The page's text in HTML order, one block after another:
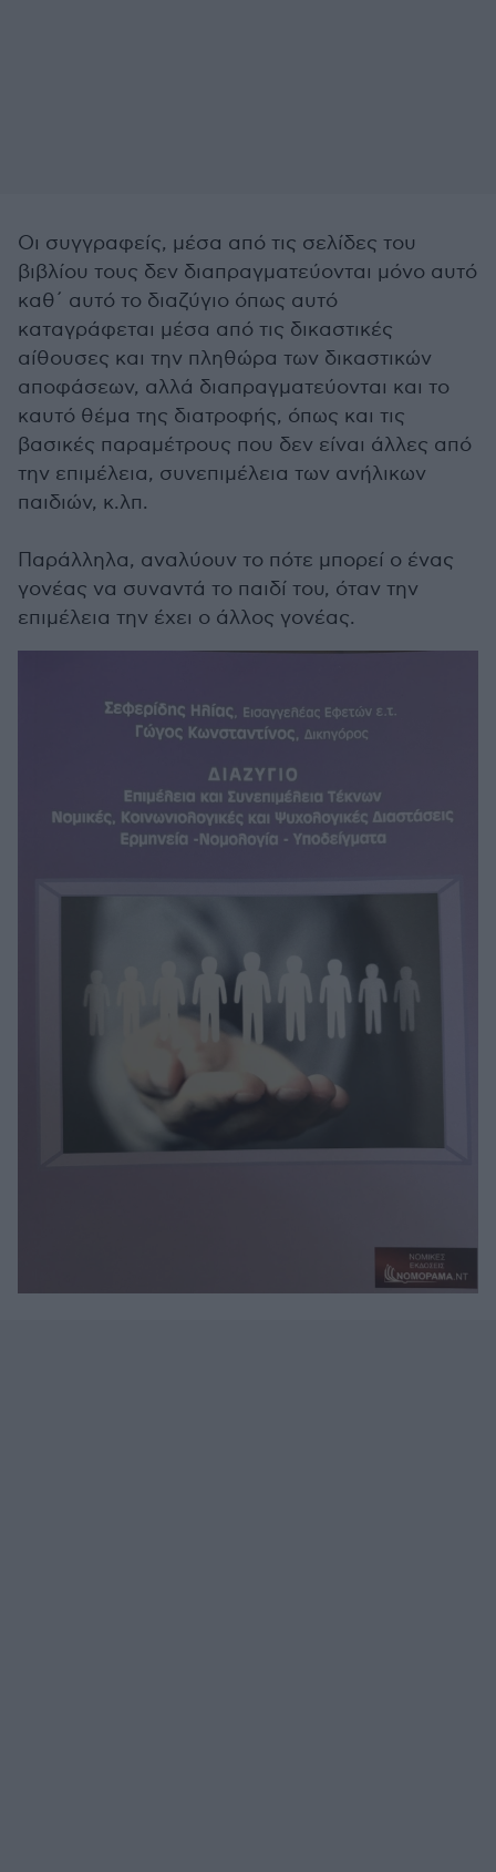
Οι συγγραφείς, μέσα από τις σελίδες του
βιβλίου τους δεν διαπραγματεύονται μόνο αυτό
καθ΄ αυτό το διαζύγιο όπως αυτό
καταγράφεται μέσα από τις δικαστικές
αίθουσες και την πληθώρα των δικαστικών
αποφάσεων, αλλά διαπραγματεύονται και το
καυτό θέμα της διατροφής, όπως και τις
βασικές παραμέτρους που δεν είναι άλλες από
την επιμέλεια, συνεπιμέλεια των ανήλικων
παιδιών, κ.λπ.
Παράλληλα, αναλύουν το πότε μπορεί ο ένας
γονέας να συναντά το παιδί του, όταν την
επιμέλεια την έχει ο άλλος γονέας.